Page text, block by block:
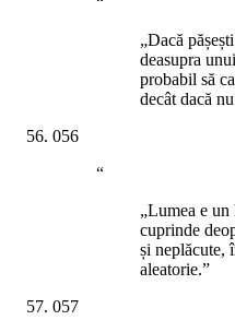
„Dacă
deasupra
probabil să
decât dacă
056
“
„Lumea e un
cuprinde
și neplăcute,
aleatorie.”
057